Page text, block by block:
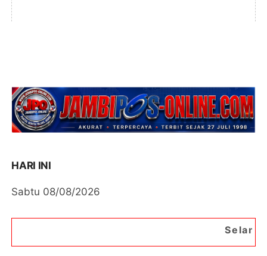
HARI INI
Sabtu 08/08/2026
Selamat Datang di